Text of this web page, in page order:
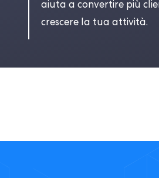
aiuta a convertire più
crescere la tua attività.